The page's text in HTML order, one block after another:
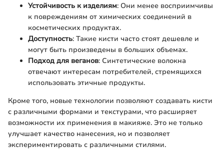
Устойчивость к изделиям: Они менее восприимчивы
к повреждениям от химических соединений в
косметических продуктах.
Доступность: Такие кисти часто стоят дешевле и
могут быть произведены в больших объемах.
Подход для веганов: Синтетические волокна
отвечают интересам потребителей, стремящихся
использовать этичные продукты.
Кроме того, новые технологии позволяют создавать кисти
с различными формами и текстурами, что расширяет
возможности их применения в макияже. Это не только
улучшает качество нанесения, но и позволяет
экспериментировать с различными стилями.